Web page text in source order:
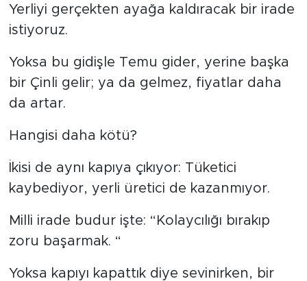
Yerliyi gerçekten ayağa kaldıracak bir irade
istiyoruz.
Yoksa bu gidişle Temu gider, yerine başka
bir Çinli gelir; ya da gelmez, fiyatlar daha
da artar.
Hangisi daha kötü?
İkisi de aynı kapıya çıkıyor: Tüketici
kaybediyor, yerli üretici de kazanmıyor.
Milli irade budur işte: “Kolaycılığı bırakıp
zoru başarmak. “
Yoksa kapıyı kapattık diye sevinirken, bir